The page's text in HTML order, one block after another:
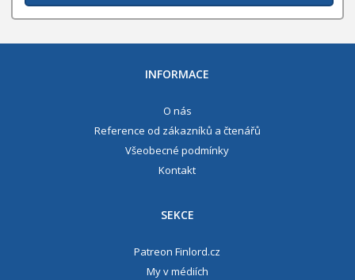
INFORMACE
O nás
Reference od zákazníků a čtenářů
Všeobecné podmínky
Kontakt
SEKCE
Patreon Finlord.cz
My v médiích